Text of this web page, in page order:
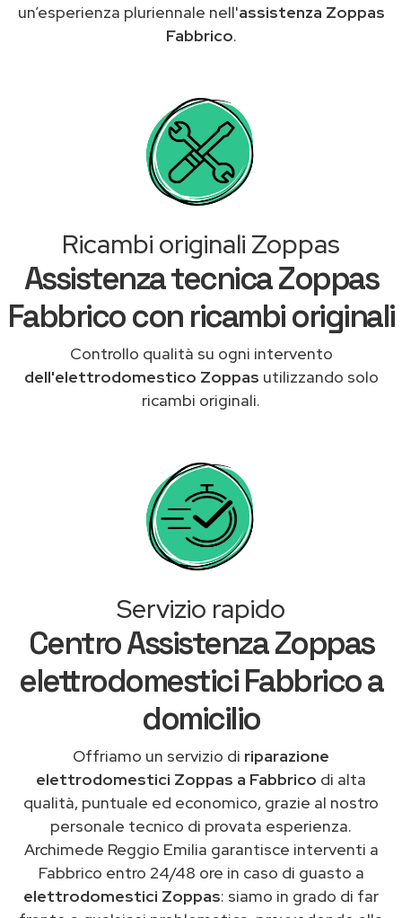
un’esperienza pluriennale nell'assistenza Zoppas
Fabbrico.
Ricambi originali Zoppas
Assistenza tecnica Zoppas
Fabbrico con ricambi originali
Controllo qualità su ogni intervento
dell'elettrodomestico Zoppas utilizzando solo
ricambi originali.
Servizio rapido
Centro Assistenza Zoppas
elettrodomestici Fabbrico a
domicilio
Offriamo un servizio di riparazione
elettrodomestici Zoppas a Fabbrico di alta
qualità, puntuale ed economico, grazie al nostro
personale tecnico di provata esperienza.
Archimede Reggio Emilia garantisce interventi a
Fabbrico entro 24/48 ore in caso di guasto a
elettrodomestici Zoppas: siamo in grado di far